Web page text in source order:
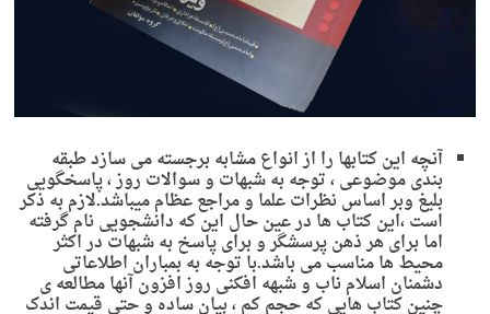
آنچه این کتابها را از انواع مشابه برجسته می سازد طبقه
بندی موضوعی ، توجه به شبهات و سوالات روز ، پاسخگویی
بلیغ وبر اساس نظرات علما و مراجع عظام میباشد.لازم به ذکر
است ،این کتاب ها در عین حال این که دانشجویی نام گرفته
اما برای هر ذهن پرسشگر و برای پاسخ به شبهات در اکثر
محیط ها مناسب می باشد.با توجه به بمباران اطلاعاتی
دشمنان اسلام ناب و شبهه افکنی روز افزون آنها مطالعه ی
چنین کتاب هایی که حجم کم ، بیان ساده و حتی قیمت اندک